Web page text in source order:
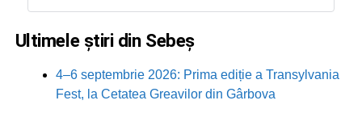
Ultimele știri din Sebeș
4–6 septembrie 2026: Prima ediție a Transylvania
Fest, la Cetatea Greavilor din Gârbova